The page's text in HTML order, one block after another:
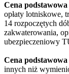
Cena
opłaty lotniskowe,
14 rozpoczętych
zakwaterowania,
ubezpieczeniowy
Cena
innych niż